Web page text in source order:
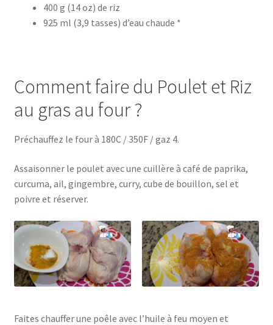
400 g (14 oz) de riz
925 ml (3,9 tasses) d’eau chaude *
Comment faire du Poulet et Riz
au gras au four ?
Préchauffez le four à 180C / 350F / gaz 4.
Assaisonner le poulet avec une cuillère à café de paprika,
curcuma, ail, gingembre, curry, cube de bouillon, sel et
poivre et réserver.
Faites chauffer une poêle avec l’huile à feu moyen et